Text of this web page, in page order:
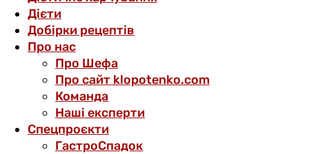
Дієти
Добірки рецептів
Про нас
Про Шефа
Про сайт klopotenko.com
Команда
Наші експерти
Спецпроєкти
ГастроСпадок